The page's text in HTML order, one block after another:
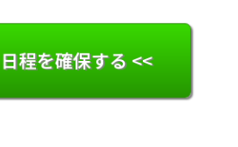
程を確保する <<